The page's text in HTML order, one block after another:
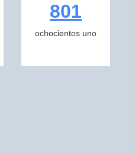
801
ochocientos uno